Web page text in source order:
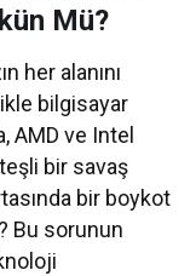
Mü?
her alanını
bilgisayar
AMD ve Intel
bir savaş
bir boykot
Bu sorunun